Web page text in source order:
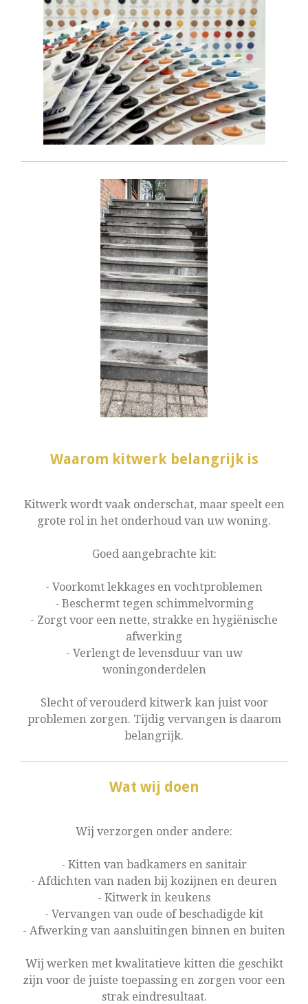
Waarom kitwerk belangrijk is
Kitwerk wordt vaak onderschat, maar speelt een
grote rol in het onderhoud van uw woning.
Goed aangebrachte kit:
- Voorkomt lekkages en vochtproblemen
- Beschermt tegen schimmelvorming
- Zorgt voor een nette, strakke en hygiënische
afwerking
- Verlengt de levensduur van uw
woningonderdelen
Slecht of verouderd kitwerk kan juist voor
problemen zorgen. Tijdig vervangen is daarom
belangrijk.
Wat wij doen
Wij verzorgen onder andere:
- Kitten van badkamers en sanitair
- Afdichten van naden bij kozijnen en deuren
- Kitwerk in keukens
- Vervangen van oude of beschadigde kit
- Afwerking van aansluitingen binnen en buiten
Wij werken met kwalitatieve kitten die geschikt
zijn voor de juiste toepassing en zorgen voor een
strak eindresultaat.